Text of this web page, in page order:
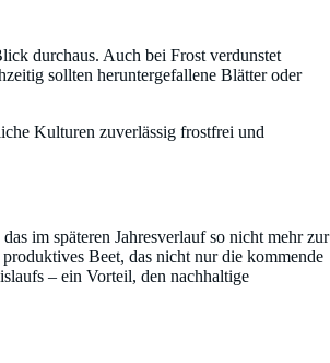
durchaus. Auch bei Frost verdunstet
sollten heruntergefallene Blätter oder
Kulturen zuverlässig frostfrei und
im späteren Jahresverlauf so nicht mehr zur
Beet, das nicht nur die kommende
– ein Vorteil, den nachhaltige